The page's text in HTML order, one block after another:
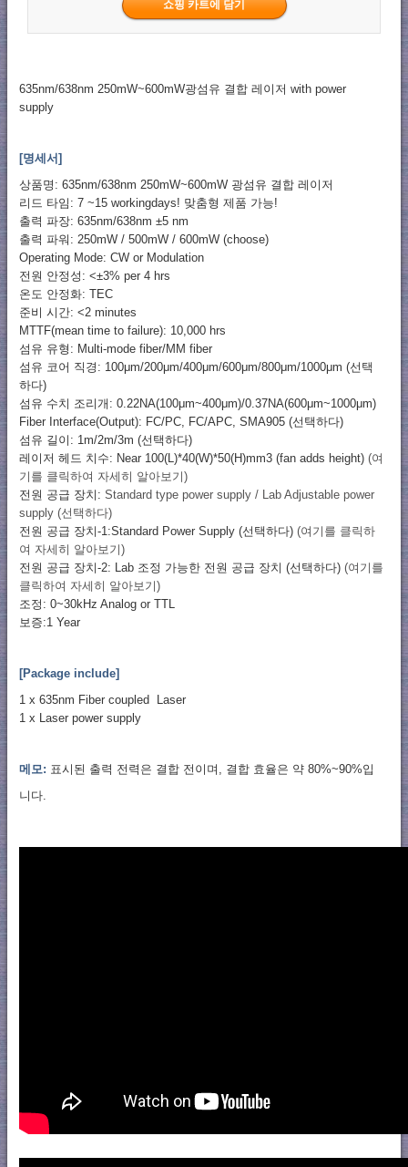
635nm/638nm 250mW~600mW광섬유 결합 레이저 with power
supply
[명세서]
상품명: 635nm/638nm 250mW~600mW 광섬유 결합 레이저
리드 타임: 7 ~15 workingdays! 맞춤형 제품 가능!
출력 파장: 635nm/638nm ±5 nm
출력 파워: 250mW / 500mW / 600mW (choose)
Operating Mode: CW or Modulation
전원 안정성: <±3% per 4 hrs
온도 안정화: TEC
준비 시간: <2 minutes
MTTF(mean time to failure): 10,000 hrs
섬유 유형: Multi-mode fiber/MM fiber
섬유 코어 직경: 100μm/200μm/400μm/600μm/800μm/1000μm (선택
하다)
섬유 수치 조리개: 0.22NA(100μm~400μm)/0.37NA(600μm~1000μm)
Fiber Interface(Output): FC/PC, FC/APC, SMA905 (선택하다)
섬유 길이: 1m/2m/3m (선택하다)
레이저 헤드 치수: Near 100(L)*40(W)*50(H)mm3 (fan adds height)(여
기를 클릭하여 자세히 알아보기)
전원 공급 장치: Standard type power supply / Lab Adjustable power
supply (선택하다)
전원 공급 장치-1:Standard Power Supply (선택하다) (여기를 클릭하
여 자세히 알아보기)
전원 공급 장치-2: Lab 조정 가능한 전원 공급 장치 (선택하다) (여기를
클릭하여 자세히 알아보기)
조정: 0~30kHz Analog or TTL
보증:1 Year
[Package include]
1 x 635nm Fiber coupled Laser
1 x Laser power supply
메모: 표시된 출력 전력은 결합 전이며, 결합 효율은 약 80%~90%입
니다.